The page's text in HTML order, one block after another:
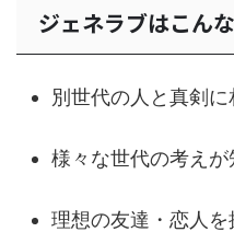
ジェネラブはこん
別世代の人と真剣に
様々な世代の考えが
理想の友達・恋人を